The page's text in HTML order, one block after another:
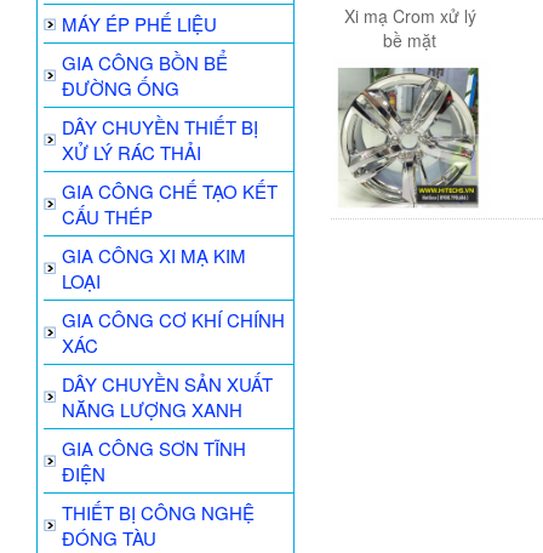
MÁY ÉP PHẾ LIỆU
GIA CÔNG BỒN BỂ
ĐƯỜNG ỐNG
DÂY CHUYỀN THIẾT BỊ
XỬ LÝ RÁC THẢI
GIA CÔNG CHẾ TẠO KẾT
CẤU THÉP
GIA CÔNG XI MẠ KIM
LOẠI
GIA CÔNG CƠ KHÍ CHÍNH
XÁC
DÂY CHUYỀN SẢN XUẤT
NĂNG LƯỢNG XANH
GIA CÔNG SƠN TĨNH
ĐIỆN
THIẾT BỊ CÔNG NGHỆ
ĐÓNG TÀU
Xi mạ Crom xử lý
bề mặt